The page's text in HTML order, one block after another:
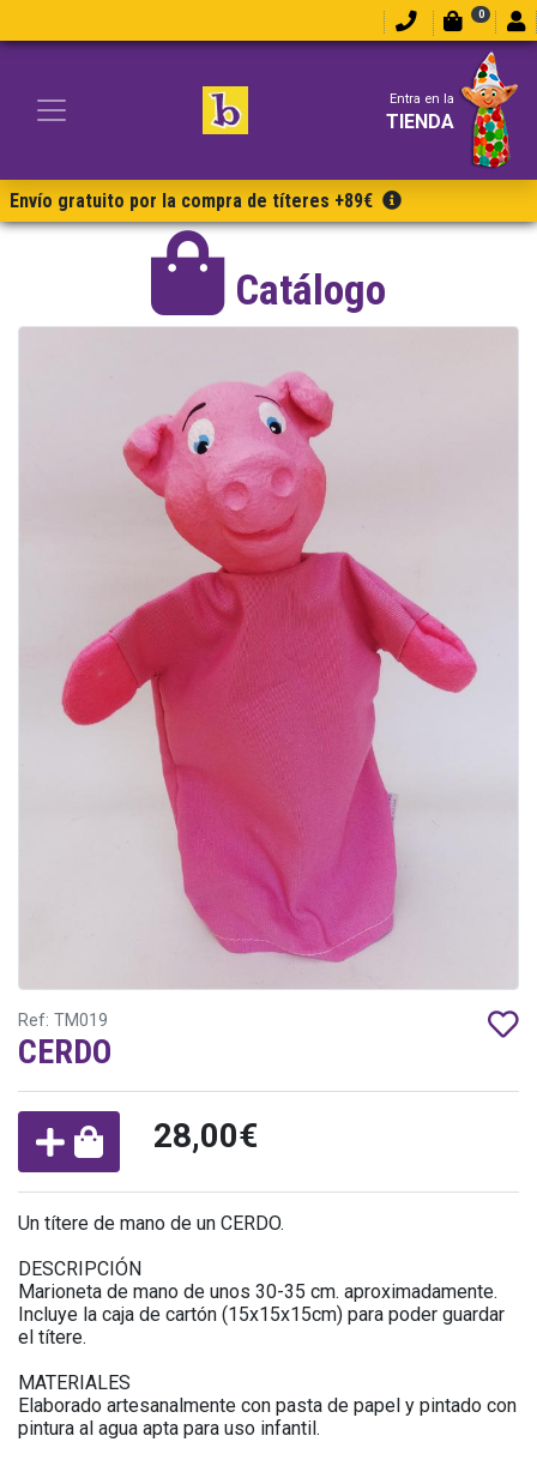
0
Entra en la
TIENDA
Envío gratuito por la compra de títeres +89€
Catálogo
Ref: TM019
CERDO
28,00€
Un títere de mano de un CERDO.
DESCRIPCIÓN
Marioneta de mano de unos 30-35 cm. aproximadamente.
Incluye la caja de cartón (15x15x15cm) para poder guardar
el títere.
MATERIALES
Elaborado artesanalmente con pasta de papel y pintado con
pintura al agua apta para uso infantil.